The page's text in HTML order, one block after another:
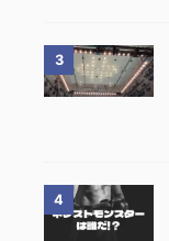
3
4